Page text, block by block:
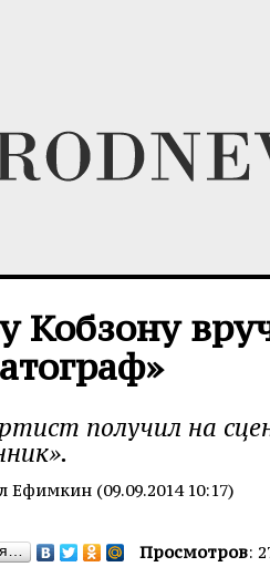
Кобзону
получил на
Ефимкин (09.09.2014 10:17)
Просмотров: